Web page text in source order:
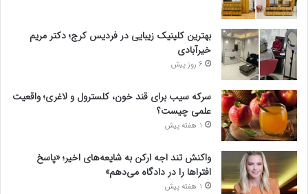
بهترین کلینیک زیبایی در فردیس کرج؛ دکتر مریم
خیرآبادی
6 روز پیش
سرکه سیب برای قند خون، کلسترول و لاغری؛ واقعیت
علمی چیست؟
1 هفته پیش
واکنش تند اجه ارکن به شایعه‌های اخیر؛ «پاسخ
افتراها را در دادگاه می‌دهم»
1 هفته پیش